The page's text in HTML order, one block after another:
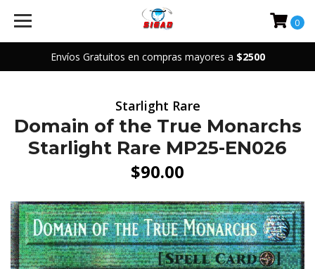
Envíos Gratuitos en compras mayores a $2500
0
Starlight Rare
Domain of the True Monarchs
Starlight Rare MP25-EN026
$90.00